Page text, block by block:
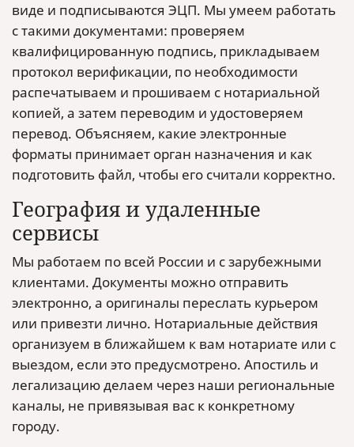
виде и подписываются ЭЦП. Мы умеем работать
с такими документами: проверяем
квалифицированную подпись, прикладываем
протокол верификации, по необходимости
распечатываем и прошиваем с нотариальной
копией, а затем переводим и удостоверяем
перевод. Объясняем, какие электронные
форматы принимает орган назначения и как
подготовить файл, чтобы его считали корректно.
География и удаленные
сервисы
Мы работаем по всей России и с зарубежными
клиентами. Документы можно отправить
электронно, а оригиналы переслать курьером
или привезти лично. Нотариальные действия
организуем в ближайшем к вам нотариате или с
выездом, если это предусмотрено. Апостиль и
легализацию делаем через наши региональные
каналы, не привязывая вас к конкретному
городу.